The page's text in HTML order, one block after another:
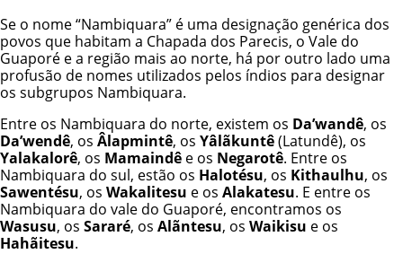
Se o nome “Nambiquara” é uma designação genérica dos
povos que habitam a Chapada dos Parecis, o Vale do
Guaporé e a região mais ao norte, há por outro lado uma
profusão de nomes utilizados pelos índios para designar
os subgrupos Nambiquara.
Entre os Nambiquara do norte, existem os Da’wandê, os
Da’wendê, os Âlapmintê, os Yâlãkuntê(Latundê), os
Yalakalorê, os Mamaindê e os Negarotê. Entre os
Nambiquara do sul, estão os Halotésu, os Kithaulhu, os
Sawentésu, os Wakalitesu e os Alakatesu. E entre os
Nambiquara do vale do Guaporé, encontramos os
Wasusu, os Sararé, os Alãntesu, os Waikisu e os
Hahãitesu.